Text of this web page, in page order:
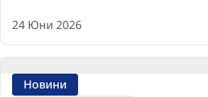
24 Юни 2026
Новини